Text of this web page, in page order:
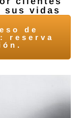
sus vidas
de
reserva